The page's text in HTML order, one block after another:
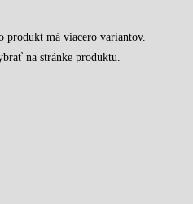
produkt má viacero variantov.
na stránke produktu.